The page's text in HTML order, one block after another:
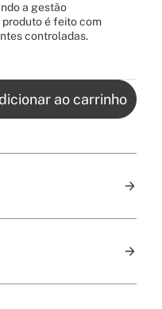
a gestão
produto é feito com
controladas.
ao carrinho